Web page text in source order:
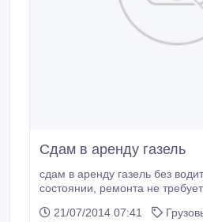
Сдам в аренду газель
сдам в аренду газель без
состоянии, ремонта не
21/07/2014 07:41